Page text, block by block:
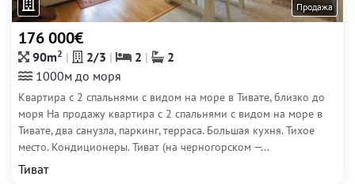
Продажа
176 000€
90m2 2/3 2
2
1000м до моря
Квартира с 2 спальнями с видом на море в Тивате, близко до
моря На продажу квартира с 2 спальнями с видом на море в
Тивате, два санузла, паркинг, терраса. Большая кухня. Тихое
место. Кондиционеры. Тиват (на черногорском —...
Тиват